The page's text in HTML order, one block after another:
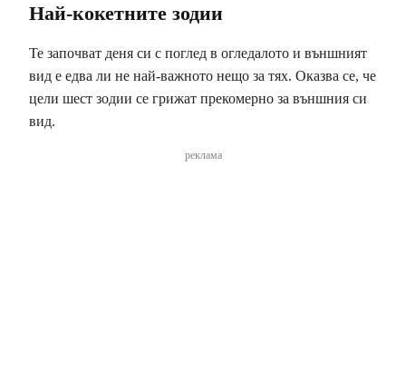
Най-кокетните зодии
Те започват деня си с поглед в огледалото и външният
вид е едва ли не най-важното нещо за тях. Оказва се, че
цели шест зодии се грижат прекомерно за външния си
вид.
реклама